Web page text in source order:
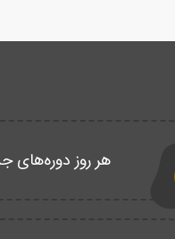
هر روز دوره‌های